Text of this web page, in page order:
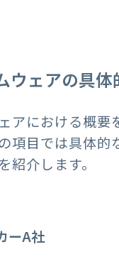
ウェアの具体
アにおける概要
項目では具体的
紹介します。
ーA社